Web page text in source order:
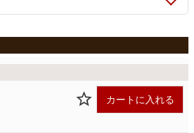
カートに入れる